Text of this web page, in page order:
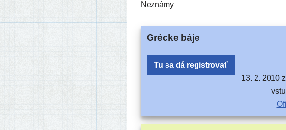
Neznámy
Grécke báje
Tu sa dá registrovať
13. 2. 2010